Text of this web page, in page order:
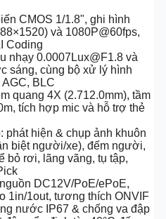
CMOS 1/1.8", ghi hình
và 1080P@60fps,
Coding
nhạy 0.0007Lux@F1.8 và
sáng, cùng bộ xử lý hình
BLC
quang 4X (2.712.0mm), tầm
tích hợp mic và hỗ trợ thẻ
phát hiện & chụp ảnh khuôn
biệt người/xe), đếm người,
bỏ rơi, lãng vãng, tụ tập,
DC12V/PoE/ePoE,
1in/1out, tương thích ONVIF
nước IP67 & chống va đập